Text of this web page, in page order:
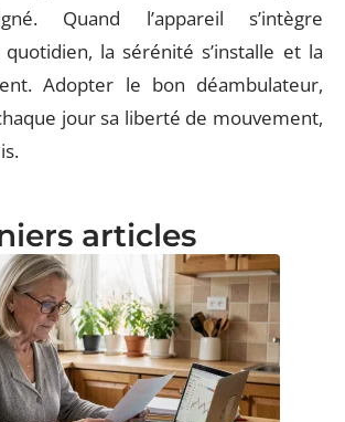
Quand l’appareil s’intègre
la sérénité s’installe et la
Adopter le bon déambulateur,
jour sa liberté de mouvement,
articles